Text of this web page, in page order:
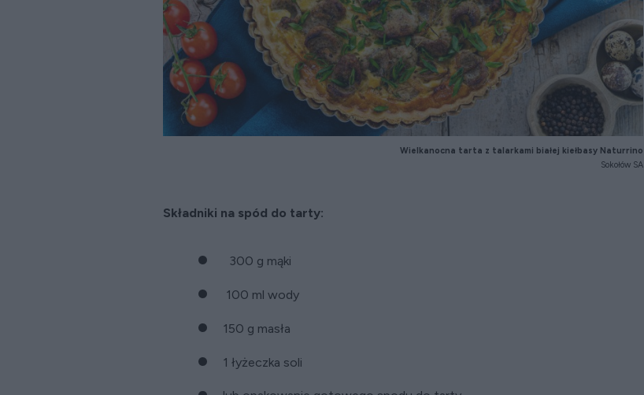
Wielkanocna tarta z talarkami białej kiełbasy Naturrino
Sokołów SA
Składniki na spód do tarty:
300 g mąki
100 ml wody
150 g masła
1 łyżeczka soli